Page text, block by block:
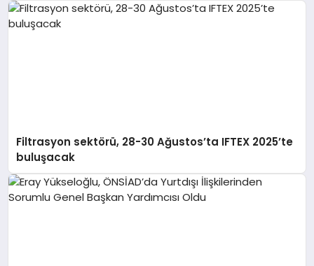
Filtrasyon sektörü, 28-30 Ağustos’ta IFTEX 2025’te
buluşacak